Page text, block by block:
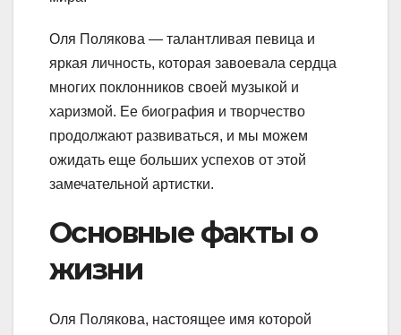
Оля Полякова — талантливая певица и
яркая личность, которая завоевала сердца
многих поклонников своей музыкой и
харизмой. Ее биография и творчество
продолжают развиваться, и мы можем
ожидать еще больших успехов от этой
замечательной артистки.
Основные факты о
жизни
Оля Полякова, настоящее имя которой